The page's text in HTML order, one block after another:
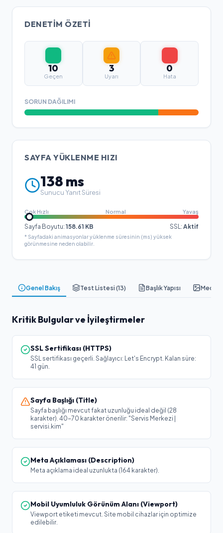
DENETIM ÖZETI
10
Geçen
3
Uyarı
0
Hata
SORUN DAĞILIMI
SAYFA YÜKLENME HIZI
138 ms
Sunucu Yanıt Süresi
Çok Hızlı Normal Yavaş
Sayfa Boyutu: 158.61 KB SSL: Aktif
* Sayfadaki animasyonlar yüklenme süresinin (ms) yüksek
görünmesine neden olabilir.
Genel Bakış Test Listesi (13) Başlık Yapısı Medya
Kritik Bulgular ve İyileştirmeler
SSL Sertifikası (HTTPS)
SSL sertifikası geçerli. Sağlayıcı: Let's Encrypt. Kalan süre:
41 gün.
Sayfa Başlığı (Title)
Sayfa başlığı mevcut fakat uzunluğu ideal değil (28
karakter). 40-70 karakter önerilir: "Servis Merkezi |
servisi.kim"
Meta Açıklaması (Description)
Meta açıklama ideal uzunlukta (164 karakter).
Mobil Uyumluluk Görünüm Alanı (Viewport)
Viewport etiketi mevcut. Site mobil cihazlar için optimize
edilebilir.